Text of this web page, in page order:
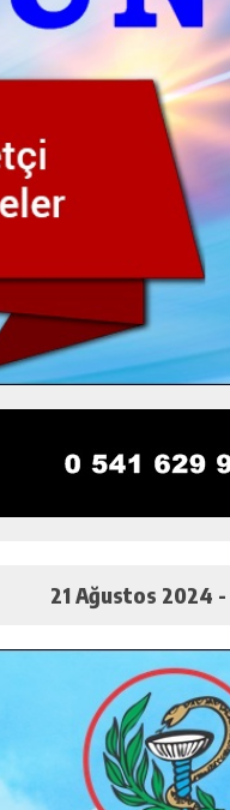
21 Ağustos 2024